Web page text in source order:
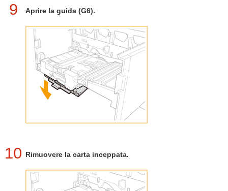
9 Aprire la guida (G6).
10 Rimuovere la carta inceppata.